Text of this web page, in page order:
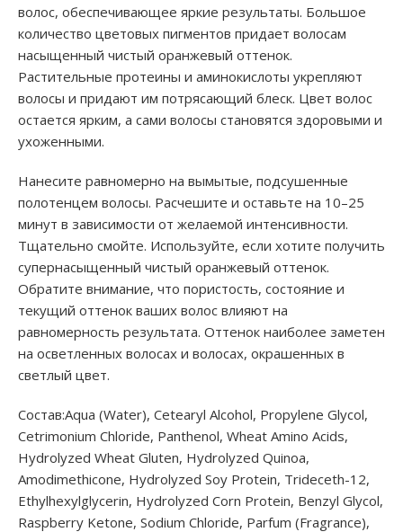
волос, обеспечивающее яркие результаты. Большое
количество цветовых пигментов придает волосам
насыщенный чистый оранжевый оттенок.
Растительные протеины и аминокислоты укрепляют
волосы и придают им потрясающий блеск. Цвет волос
остается ярким, а сами волосы становятся здоровыми и
ухоженными.
Нанесите равномерно на вымытые, подсушенные
полотенцем волосы. Расчешите и оставьте на 10–25
минут в зависимости от желаемой интенсивности.
Тщательно смойте. Используйте, если хотите получить
супернасыщенный чистый оранжевый оттенок.
Обратите внимание, что пористость, состояние и
текущий оттенок ваших волос влияют на
равномерность результата. Оттенок наиболее заметен
на осветленных волосах и волосах, окрашенных в
светлый цвет.
Состав:Aqua (Water), Cetearyl Alcohol, Propylene Glycol,
Cetrimonium Chloride, Panthenol, Wheat Amino Acids,
Hydrolyzed Wheat Gluten, Hydrolyzed Quinoa,
Amodimethicone, Hydrolyzed Soy Protein, Trideceth-12,
Ethylhexylglycerin, Hydrolyzed Corn Protein, Benzyl Glycol,
Raspberry Ketone, Sodium Chloride, Parfum (Fragrance),